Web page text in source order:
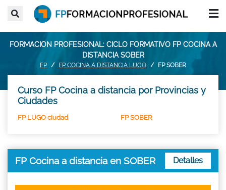
FORMACION PROFESIONAL: CICLO FORMATIVO FP COCINA A
DISTANCIA SOBER
FP FP COCINA A DISTANCIA LUGO FP SOBER
Curso FP Cocina a distancia por Provincias y
Ciudades
FP LUGO ciudad FP SOBER
FP Cocina a distancia en SOBER Detalles